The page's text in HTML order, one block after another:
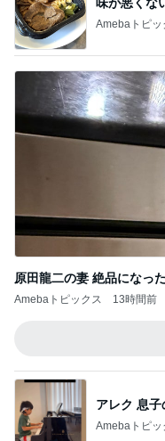
Amebaトピッ
原田龍二の妻 絶品になっ
Amebaトピックス 13時間前
アレク 息
Amebaトピッ